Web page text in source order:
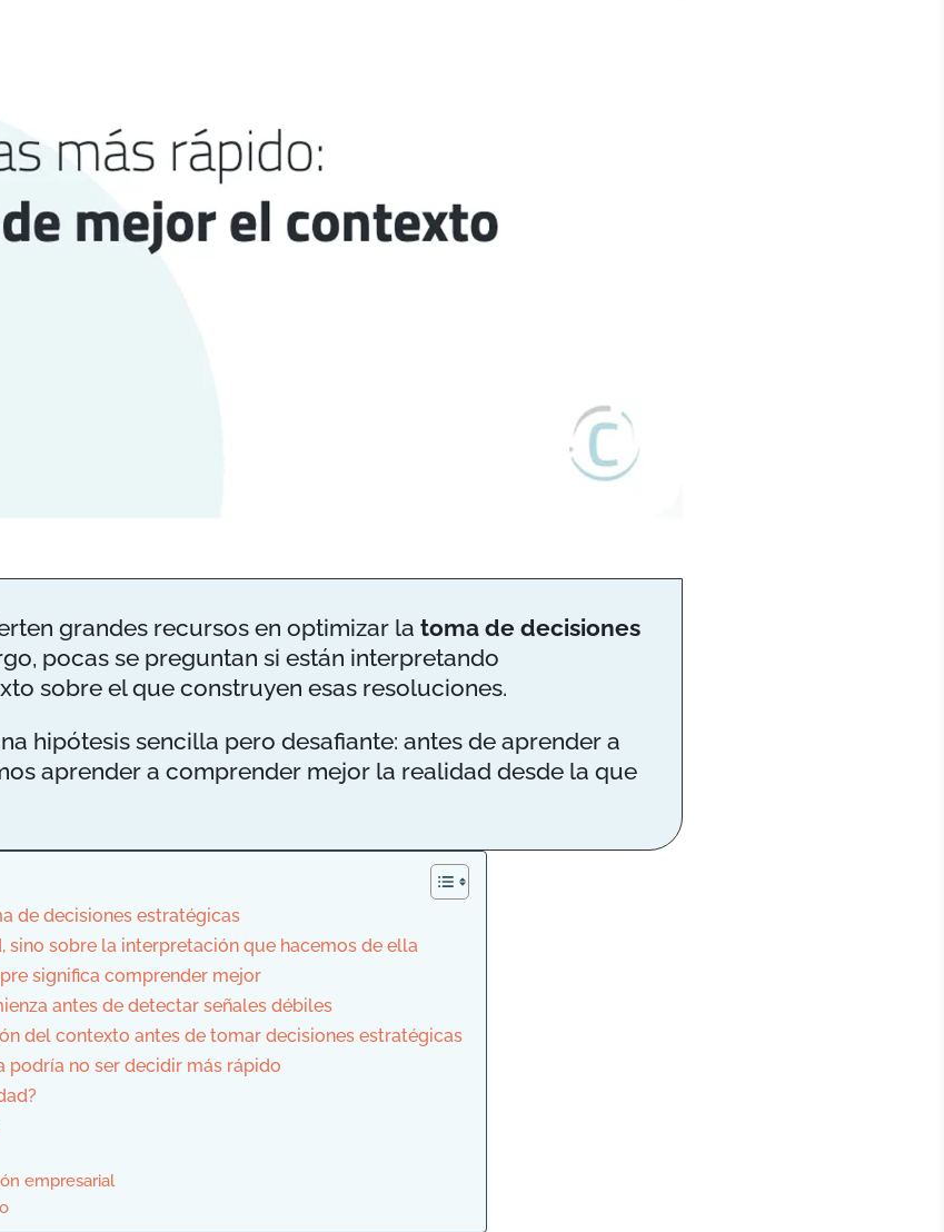
grandes recursos en optimizar latoma de decisiones
pocas se preguntan si están interpretando
sobre el que construyen esas resoluciones.
hipótesis sencilla pero desafiante: antes de aprender a
aprender a comprender mejor la realidad desde la que
de decisiones estratégicas
sino sobre la interpretación que hacemos de ella
significa comprender mejor
antes de detectar señales débiles
del contexto antes de tomar decisiones estratégicas
no ser decidir más rápido
empresarial